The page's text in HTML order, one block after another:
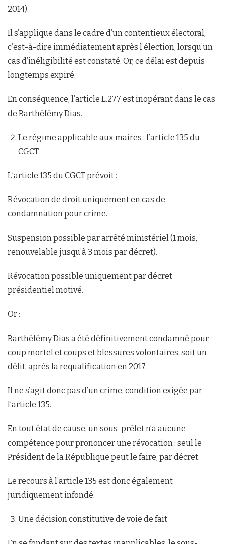
2014).
Il s’applique dans le cadre d’un contentieux électoral,
c’est-à-dire immédiatement après l’élection, lorsqu’un
cas d’inéligibilité est constaté. Or, ce délai est depuis
longtemps expiré.
En conséquence, l’article L.277 est inopérant dans le cas
de Barthélémy Dias.
Le régime applicable aux maires : l’article 135 du
CGCT
L’article 135 du CGCT prévoit :
Révocation de droit uniquement en cas de
condamnation pour crime.
Suspension possible par arrêté ministériel (1 mois,
renouvelable jusqu’à 3 mois par décret).
Révocation possible uniquement par décret
présidentiel motivé.
Or :
Barthélémy Dias a été définitivement condamné pour
coup mortel et coups et blessures volontaires, soit un
délit, après la requalification en 2017.
Il ne s’agit donc pas d’un crime, condition exigée par
l’article 135.
En tout état de cause, un sous-préfet n’a aucune
compétence pour prononcer une révocation : seul le
Président de la République peut le faire, par décret.
Le recours à l’article 135 est donc également
juridiquement infondé.
Une décision constitutive de voie de fait